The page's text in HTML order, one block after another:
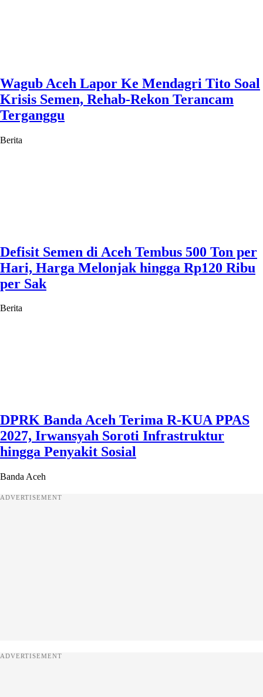
Wagub Aceh Lapor Ke Mendagri Tito Soal
Krisis Semen, Rehab-Rekon Terancam
Terganggu
Berita
Defisit Semen di Aceh Tembus 500 Ton per
Hari, Harga Melonjak hingga Rp120 Ribu
per Sak
Berita
DPRK Banda Aceh Terima R-KUA PPAS
2027, Irwansyah Soroti Infrastruktur
hingga Penyakit Sosial
Banda Aceh
ADVERTISEMENT
ADVERTISEMENT